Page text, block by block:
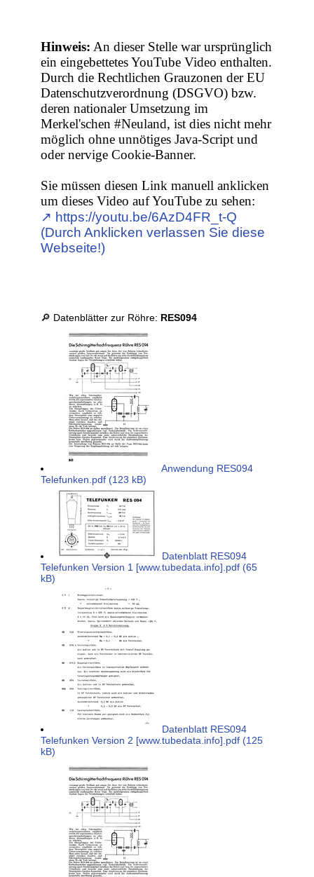
Hinweis: An dieser Stelle war ursprünglich
ein eingebettetes YouTube Video enthalten.
Durch die Rechtlichen Grauzonen der EU
Datenschutzverordnung (DSGVO) bzw.
deren nationaler Umsetzung im
Merkel'schen #Neuland, ist dies nicht mehr
möglich ohne unnötiges Java-Script und
oder nervige Cookie-Banner.
Sie müssen diesen Link manuell anklicken
um dieses Video auf YouTube zu sehen:
↗︎ https://youtu.be/6AzD4FR_t-Q
(Durch Anklicken verlassen Sie diese
Webseite!)
🔎 Datenblätter zur Röhre: RES094
Anwendung RES094
Telefunken.pdf (123 kB)
Datenblatt RES094
Telefunken Version 1 [www.tubedata.info].pdf (65
kB)
Datenblatt RES094
Telefunken Version 2 [www.tubedata.info].pdf (125
kB)